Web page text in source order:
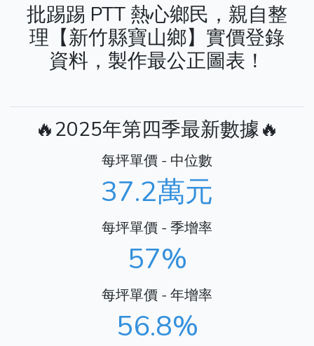
批踢踢 PTT 熱心鄉民，親自整
理【新竹縣寶山鄉】實價登錄
資料，製作最公正圖表！
🔥2025年第四季最新數據🔥
每坪單價 - 中位數
37.2萬元
每坪單價 - 季增率
57%
每坪單價 - 年增率
56.8%